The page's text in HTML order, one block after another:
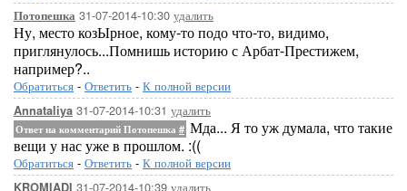
Потопешка 31-07-2014-10:30 удалить
Ну, место козЫрное, кому-то подо что-то, видимо,
приглянулось...Помнишь историю с Арбат-Престижем,
например?..
Обратиться - Ответить - К полной версии
Annataliya 31-07-2014-10:31 удалить
Ответ на комментарий Потопешка # Мда... Я то уж думала, что такие
вещи у нас уже в прошлом. :((
Обратиться - Ответить - К полной версии
KROMIADI 31-07-2014-10:39 удалить